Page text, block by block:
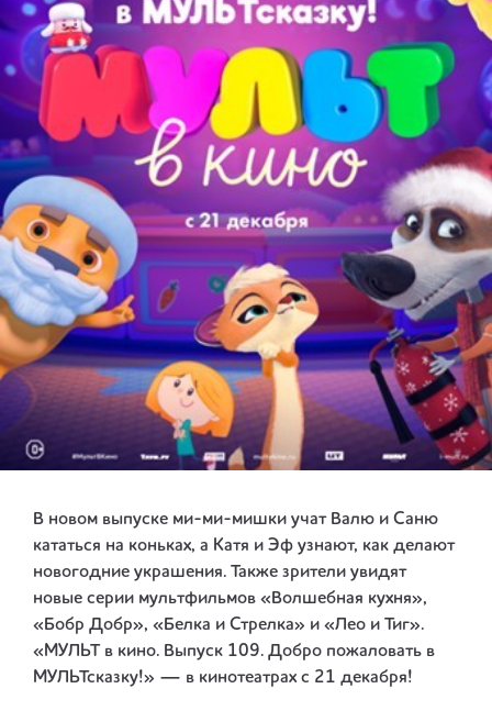
В новом выпуске ми-ми-мишки учат Валю и Саню
кататься на коньках, а Катя и Эф узнают, как делают
новогодние украшения. Также зрители увидят
новые серии мультфильмов «Волшебная кухня»,
«Бобр Добр», «Белка и Стрелка» и «Лео и Тиг».
«МУЛЬТ в кино. Выпуск 109. Добро пожаловать в
МУЛЬТсказку!» — в кинотеатрах с 21 декабря!